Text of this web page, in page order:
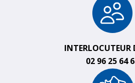
INTERLOCUTEUR
02 96 25 64